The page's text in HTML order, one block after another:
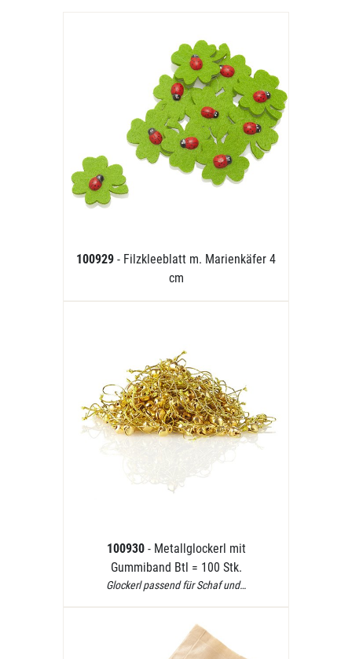
100929 - Filzkleeblatt m. Marienkäfer 4
cm
100930 - Metallglockerl mit
Gummiband Btl = 100 Stk.
Glockerl passend für Schaf und…